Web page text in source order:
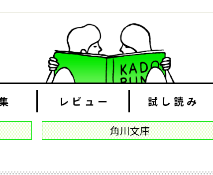
レビュー 試し読み
角川文庫